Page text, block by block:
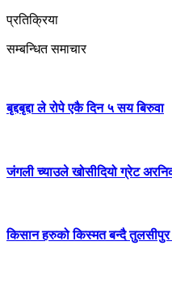
प्रतिक्रिया
सम्बन्धित समाचार
बृद्दबृद्दा ले रोपे एकै दिन ५ सय बिरुवा
जंगली च्याउले खोसीदियो ग्रेट
किसान हरुको किस्मत बन्दै तुलसीपुर